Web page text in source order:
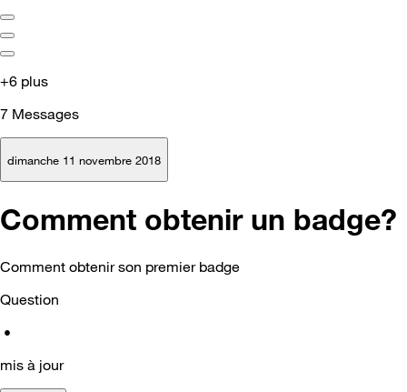
+6 plus
7 Messages
dimanche 11 novembre 2018
Comment obtenir un badge?
Comment obtenir son premier badge
Question
•
mis à jour